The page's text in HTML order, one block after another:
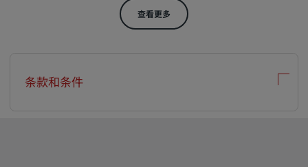
查看更多
条款和条件